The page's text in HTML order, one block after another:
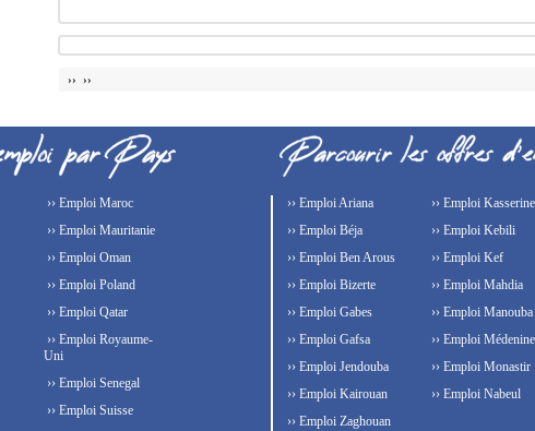
›› ››
›› Emploi Maroc
›› Emploi Mauritanie
›› Emploi Oman
›› Emploi Poland
›› Emploi Qatar
›› Emploi Royaume-
Uni
›› Emploi Senegal
›› Emploi Suisse
›› Emploi Ariana
›› Emploi Béja
›› Emploi Ben Arous
›› Emploi Bizerte
›› Emploi Gabes
›› Emploi Gafsa
›› Emploi Jendouba
›› Emploi Kairouan
›› Emploi Kasserine
›› Emploi Kebili
›› Emploi Kef
›› Emploi Mahdia
›› Emploi Manouba
›› Emploi Médenine
›› Emploi Monastir
›› Emploi Nabeul
›› Emploi Zaghouan